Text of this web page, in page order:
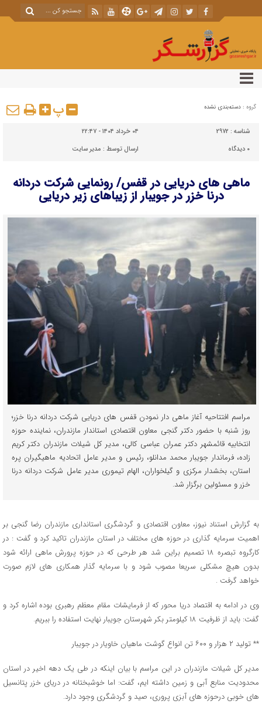
گروه : دسته‌بندی نشده پ
شناسه : 2972
۰۴ خرداد ۱۴۰۴ - ۲۲:۴۷
۰ دیدگاه ارسال توسط : مدیر سایت
ماهی های دریایی در قفس/ رونمایی شرکت دردانه
درنا خزر در جویبار از زیباهای زیر دریایی
مراسم افتتاحیه آغاز ماهی دار نمودن قفس های دریایی شرکت دردانه درنا خزر؛
روز شنبه با حضور دکتر گنجی معاون اقتصادی استاندار مازندران، نماینده حوزه
انتخابیه قائمشهر دکتر عمران عباسی کالی، مدیر کل شیلات مازندران دکتر کریم
زاده، فرماندار جویبار محمد مدانلو، رئیس و مدیر عامل اتحادیه ماهیگیران پره
استان، بخشدار مرکزی و گیلخواران، الهام تیموری مدیر عامل شرکت دردانه درنا
خزر و مسئولین برگزار شد.
به گزارش استناد نیوز، معاون اقتصادی و گردشگری استانداری مازندران رضا گنجی بر
اهمیت سرمایه گذاری در حوزه های مختلف در استان مازندران تاکید کرد و گفت : در
کارگروه تبصره ۱۸ تصمیم براین شد هر طرحی که در حوزه پرورش ماهی ارائه شود
بدون هیچ مشکلی سریعا مصوب شود و با سرمایه گذار همکاری های لازم صورت
خواهد گرفت .
وی در ادامه به اقتصاد دریا محور که از فرمایشات مقام معظم رهبری بوده اشاره کرد و
گفت: باید از ظرفیت ۱۸ کیلومتر بکر شهرستان جویبار نهایت استفاده را ببریم.
** تولید ۲ هزار و ۶۰۰ تن انواع گوشت ماهیان خاویار در جویبار
مدیر کل شیلات مازندران در این مراسم با بیان اینکه در طی یک دهه اخیر در استان
محدودیت منابع آبی و زمین داشته ایم، گفت: اما خوشبختانه در دریای خزر پتانسیل
های خوبی درحوزه های آبزی پروری، صید و گردشگری وجود دارد.